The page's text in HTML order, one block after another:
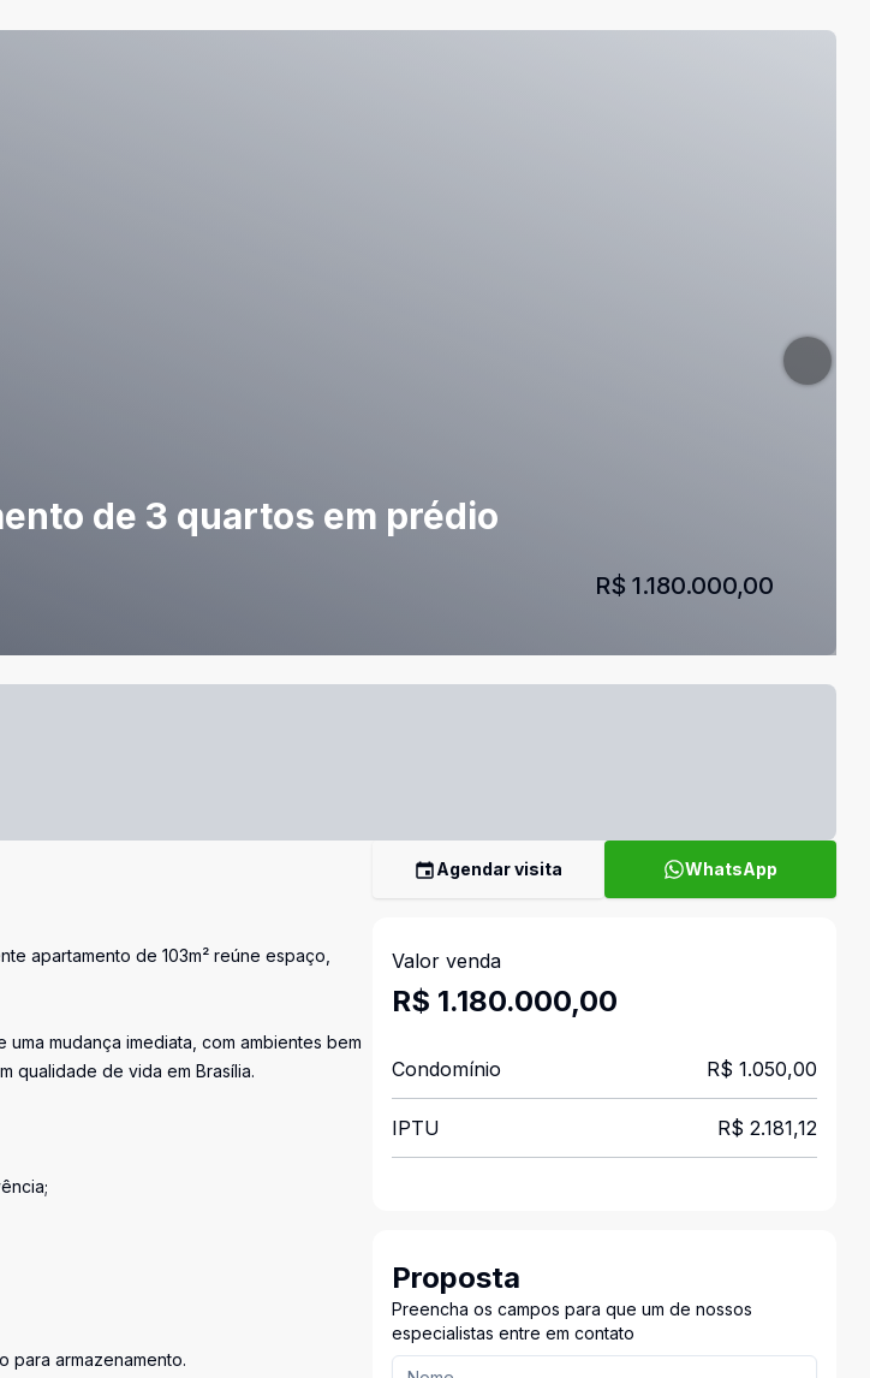
de 3 quartos em prédio
R$ 1.180.000,00
apartamento de 103m² reúne espaço,
mudança imediata, com ambientes bem
qualidade de vida em Brasília.
para armazenamento.
Agendar visita WhatsApp
Valor venda
R$ 1.180.000,00
Condomínio R$ 1.050,00
IPTU R$ 2.181,12
Proposta
Preencha os campos para que um de nossos
especialistas entre em contato